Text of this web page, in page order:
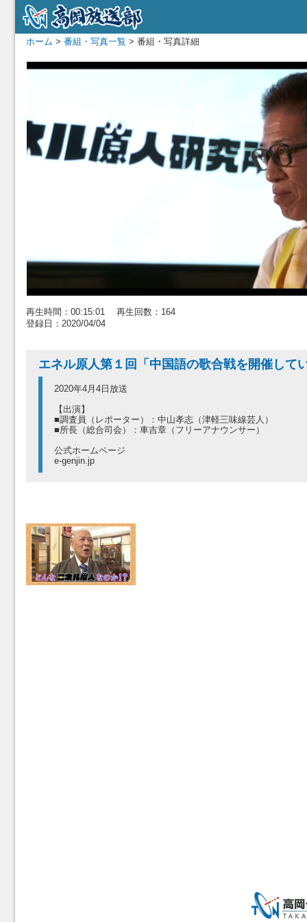
ホーム > 番組・写真一覧 > 番組・写真詳細
再生時間：00:15:01 再生回数：164
登録日：2020/04/04
エネル原人第１回「中国語の歌合戦を開催して
2020年4月4日放送
【出演】
■調査員（レポーター）：中山孝志（津軽三味線芸人）
■所長（総合司会）：車吉章（フリーアナウンサー）
公式ホームページ
e-genjin.jp